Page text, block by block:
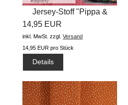
Jersey-Stoff "Pippa &
Arved...
14,95 EUR
inkl. MwSt. zzgl. Versand
14,95 EUR pro Stück
Details